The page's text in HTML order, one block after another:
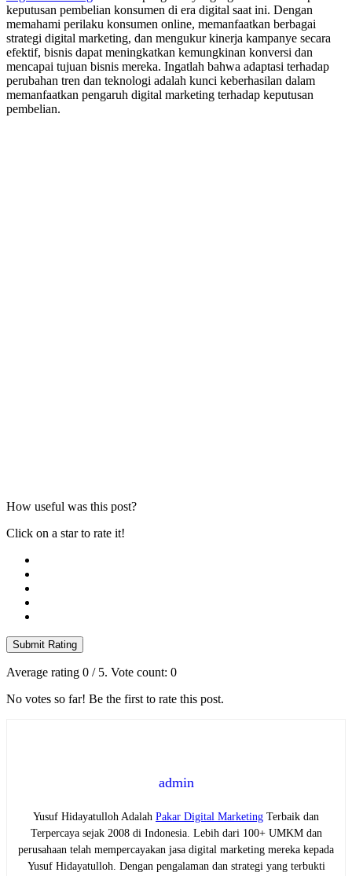
keputusan pembelian konsumen di era digital saat ini. Dengan
memahami perilaku konsumen online, memanfaatkan berbagai
strategi digital marketing, dan mengukur kinerja kampanye secara
efektif, bisnis dapat meningkatkan kemungkinan konversi dan
mencapai tujuan bisnis mereka. Ingatlah bahwa adaptasi terhadap
perubahan tren dan teknologi adalah kunci keberhasilan dalam
memanfaatkan pengaruh digital marketing terhadap keputusan
pembelian.
How useful was this post?
Click on a star to rate it!
Submit Rating
Average rating 0 / 5. Vote count: 0
No votes so far! Be the first to rate this post.
admin
Yusuf Hidayatulloh Adalah Pakar Digital Marketing Terbaik dan
Terpercaya sejak 2008 di Indonesia. Lebih dari 100+ UMKM dan
perusahaan telah mempercayakan jasa digital marketing mereka kepada
Yusuf Hidayatulloh. Dengan pengalaman dan strategi yang terbukti